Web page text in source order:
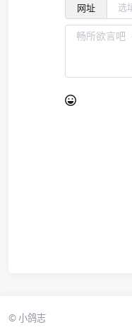
网址
© 小鸽志